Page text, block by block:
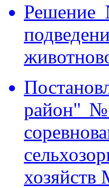
Решение
район"
хозяйств